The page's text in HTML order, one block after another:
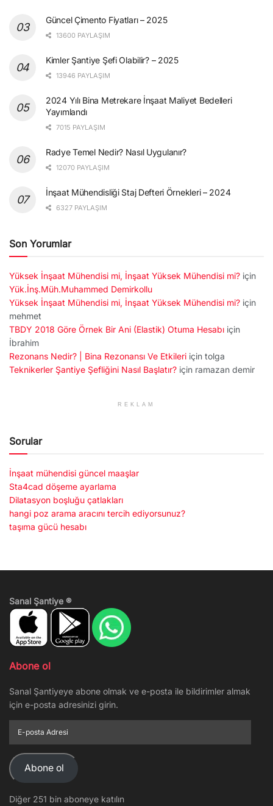
Güncel Çimento Fiyatları – 2025
13600 PAYLAŞIM
Kimler Şantiye Şefi Olabilir? – 2025
13946 PAYLAŞIM
2024 Yılı Bina Metrekare İnşaat Maliyet Bedelleri
Yayımlandı
7015 PAYLAŞIM
Radye Temel Nedir? Nasıl Uygulanır?
12070 PAYLAŞIM
İnşaat Mühendisliği Staj Defteri Örnekleri – 2024
6327 PAYLAŞIM
Son Yorumlar
Yüksek İnşaat Mühendisi mi, İnşaat Yüksek Mühendisi mi? için
Yük.İnş.Müh.Muhammed Demirkollu
Yüksek İnşaat Mühendisi mi, İnşaat Yüksek Mühendisi mi? için
mehmet
TBDY 2018 Göre Örnek Bir Ani (Elastik) Otuma Hesabı için
İbrahim
Rezonans Nedir? | Bina Rezonansı Ve Etkileri için tolga
Teknikerler Şantiye Şefliğini Nasıl Başlatır? için ramazan demir
REKLAM
Sorular
İnşaat mühendisi güncel maaşlar
Sta4cad döşeme ayarlama
Dilatasyon boşluğu çatlakları
hangi poz arama aracını tercih ediyorsunuz?
taşıma gücü hesabı
Sanal Şantiye ®
Abone ol
Sanal Şantiyeye abone olmak ve e-posta ile bildirimler almak
için e-posta adresinizi girin.
posta
Adresi
Abone ol
Diğer 251 bin aboneye katılın